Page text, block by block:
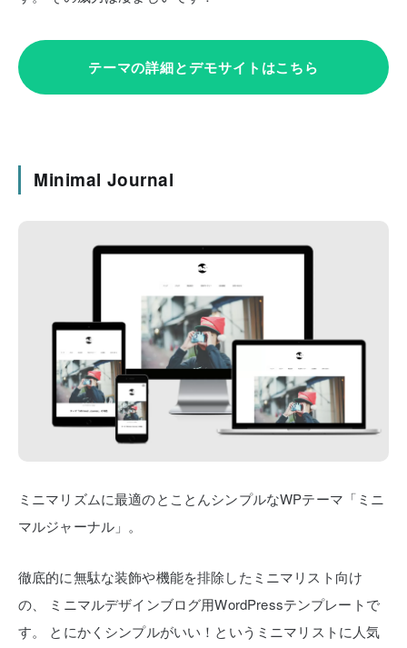
テーマの詳細とデモサイトはこちら
Minimal Journal
ミニマリズムに最適のとことんシンプルなWPテーマ「ミニ
マルジャーナル」。
徹底的に無駄な装飾や機能を排除したミニマリスト向け
の、
ミニマルデザインブログ用WordPressテンプレートで
す。
とにかくシンプルがいい！というミニマリストに人気